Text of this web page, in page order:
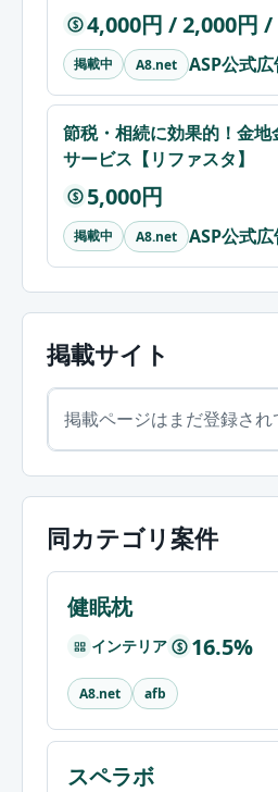
$ 4,000円 / 2,000円 /
掲載中 A8.net ASP公式
節税・相続に効果的！金
サービス【リファスタ】
$ 5,000円
掲載中 A8.net ASP公式
掲載サイト
掲載ページはまだ登録され
同カテゴリ案件
健眠枕
インテリア $ 16.5%
A8.net afb
スペラボ